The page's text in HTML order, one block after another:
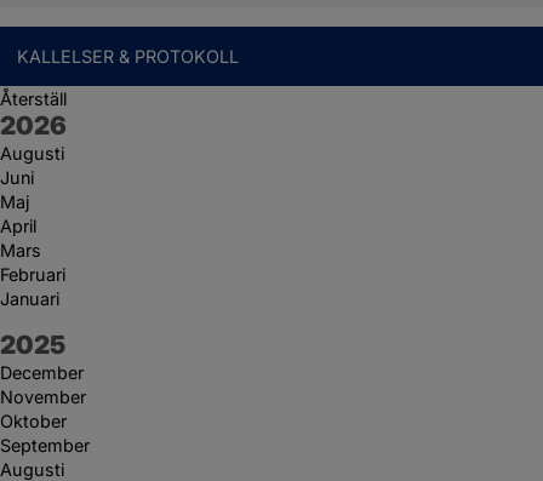
KALLELSER & PROTOKOLL
Återställ
År:
2026
Augusti
Juni
Maj
April
Mars
Februari
Januari
År:
2025
December
November
Oktober
September
Augusti